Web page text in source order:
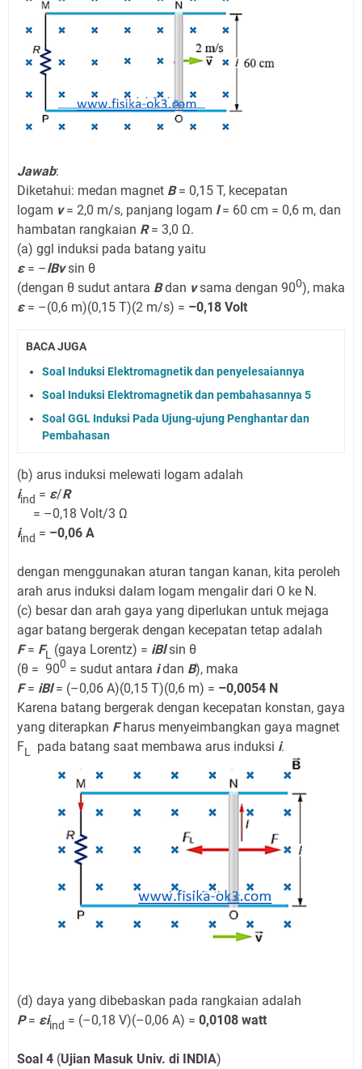
Jawab:
Diketahui: medan magnet B= 0,15 T, kecepatan
logam v= 2,0 m/s, panjang logam l= 60 cm = 0,6 m, dan
hambatan rangkaian R= 3,0 Ω.
(a) ggl induksi pada batang yaitu
ε= –lBvsin θ
(dengan θ sudut antara Bdan vsama dengan 900), maka
ε= –(0,6 m)(0,15 T)(2 m/s) = –0,18 Volt
BACA JUGA
Soal Induksi Elektromagnetik dan penyelesaiannya
Soal Induksi Elektromagnetik dan pembahasannya 5
Soal GGL Induksi Pada Ujung-ujung Penghantar dan
Pembahasan
(b) arus induksi melewati logam adalah
iind = ε/R
= –0,18 Volt/3 Ω
iind = –0,06 A
dengan menggunakan aturan tangan kanan, kita peroleh
arah arus induksi dalam logam mengalir dari O ke N.
(c) besar dan arah gaya yang diperlukan untuk mejaga
agar batang bergerak dengan kecepatan tetap adalah
F= FL (gaya Lorentz) = iBlsin θ
(θ = 900 = sudut antara idan B), maka
F= iBl= (–0,06 A)(0,15 T)(0,6 m) = –0,0054 N
Karena batang bergerak dengan kecepatan konstan, gaya
yang diterapkan Fharus menyeimbangkan gaya magnet
FL pada batang saat membawa arus induksi i.
(d) daya yang dibebaskan pada rangkaian adalah
P= εiind = (–0,18 V)(–0,06 A) = 0,0108 watt
Soal 4 (Ujian Masuk Univ. di INDIA)